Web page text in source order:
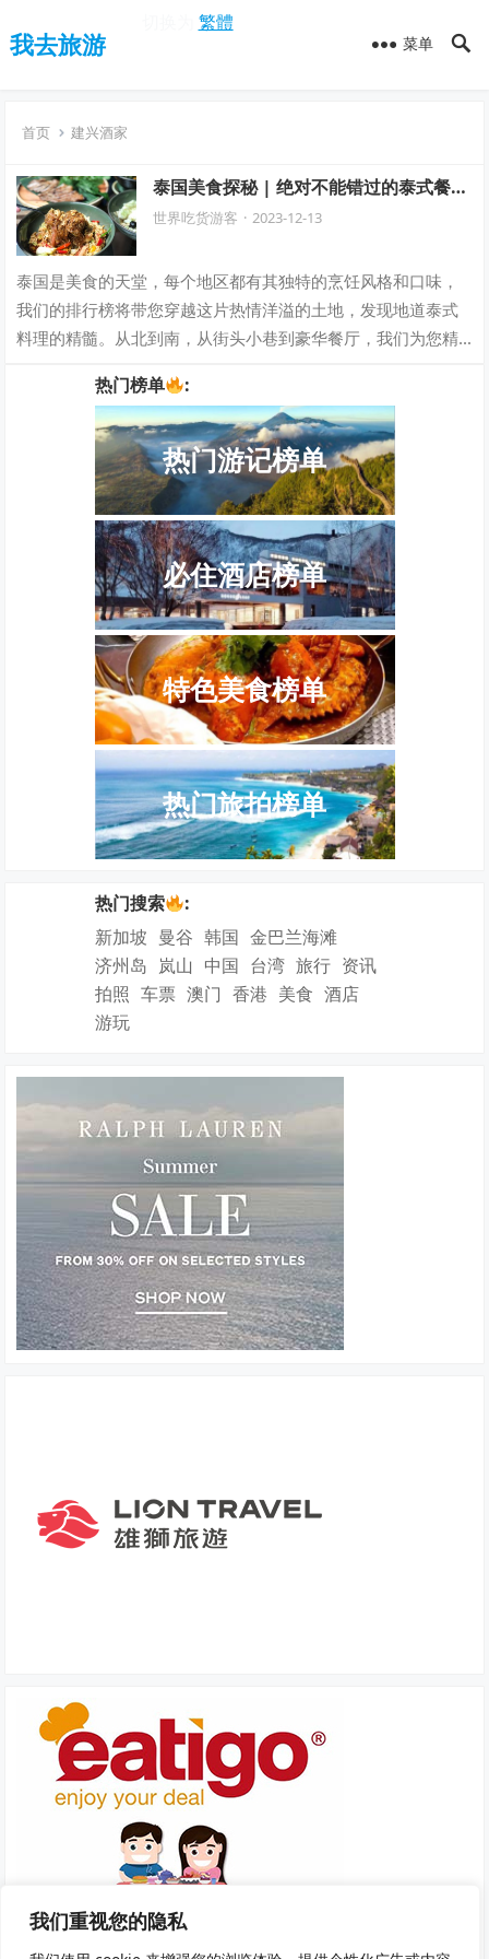
我们重视您的隐私
繁體
我去旅游 菜单
首页 建兴酒家
泰国美食探秘 | 绝对不能错过的泰式餐厅
TOP必吃榜
世界吃货游客 · 2023-12-13
泰国是美食的天堂，每个地区都有其独特的烹饪风格和口味，
我们的排行榜将带您穿越这片热情洋溢的土地，发现地道泰式
料理的精髓。从北到南，从街头小巷到豪华餐厅，我们为您精
热门榜单 :
热门游记榜单
必住酒店榜单
特色美食榜单
热门旅拍榜单
热门搜索
:
新加坡 曼谷 韩国 金巴兰海滩
济州岛 岚山 中国 台湾 旅行 资讯
拍照 车票 澳门 香港 美食 酒店
游玩